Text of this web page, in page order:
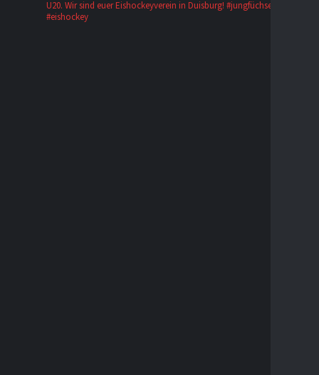
U20. Wir sind euer Eishockeyverein in Duisburg! #jungfüchse #evd
#eishockey